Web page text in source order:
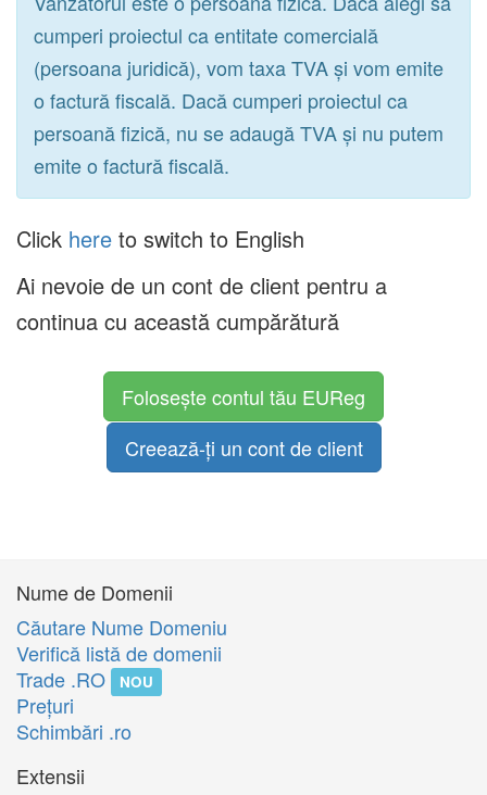
cumperi proiectul ca entitate comercială
(persoana juridică), vom taxa TVA și vom emite
o factură fiscală. Dacă cumperi proiectul ca
persoană fizică, nu se adaugă TVA și nu putem
emite o factură fiscală.
Click here to switch to English
Ai nevoie de un cont de client pentru a
continua cu această cumpărătură
Folosește contul tău EUReg
Creează-ți un cont de client
Nume de Domenii
Căutare Nume Domeniu
Verifică listă de domenii
Trade .RO
NOU
Preţuri
Schimbări .ro
Extensii